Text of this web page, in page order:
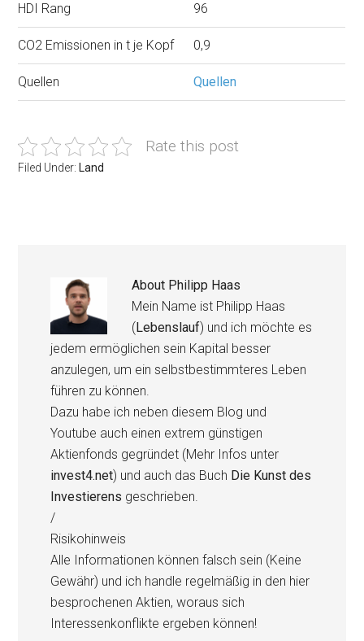
HDI Rang 96
CO2 Emissionen in t je Kopf 0,9
Quellen Quellen
Rate this post
Filed Under: Land
About Philipp Haas
Mein Name ist Philipp Haas
(Lebenslauf) und ich möchte es
jedem ermöglichen sein Kapital besser
anzulegen, um ein selbstbestimmteres Leben
führen zu können.
Dazu habe ich neben diesem Blog und
Youtube auch einen extrem günstigen
Aktienfonds gegründet (Mehr Infos unter
invest4.net) und auch das Buch Die Kunst des
Investierens geschrieben.
/
Risikohinweis
Alle Informationen können falsch sein (Keine
Gewähr) und ich handle regelmäßig in den hier
besprochenen Aktien, woraus sich
Interessenkonflikte ergeben können!